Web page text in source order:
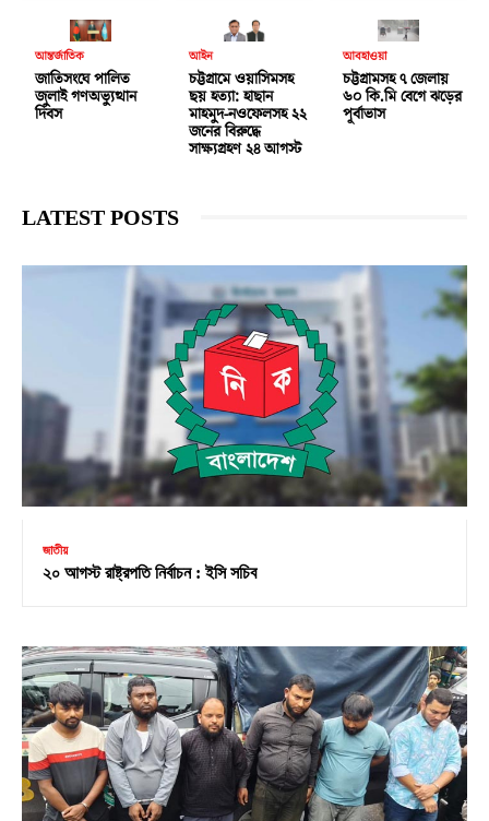
আন্তর্জাতিক
জাতিসংঘে পালিত
জুলাই গণঅভ্যুত্থান
দিবস
আইন
চট্টগ্রামে ওয়াসিমসহ
ছয় হত্যা: হাছান
মাহমুদ-নওফেলসহ ২২
জনের বিরুদ্ধে
সাক্ষ্যগ্রহণ ২৪ আগস্ট
আবহাওয়া
চট্টগ্রামসহ ৭ জেলায়
৬০ কি.মি বেগে ঝড়ের
পূর্বাভাস
LATEST POSTS
জাতীয়
২০ আগস্ট রাষ্ট্রপতি নির্বাচন : ইসি সচিব